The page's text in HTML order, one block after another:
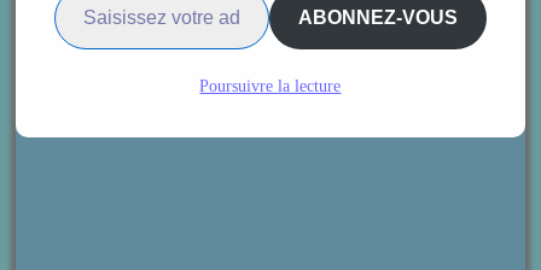
ABONNEZ-VOUS
Poursuivre la lecture